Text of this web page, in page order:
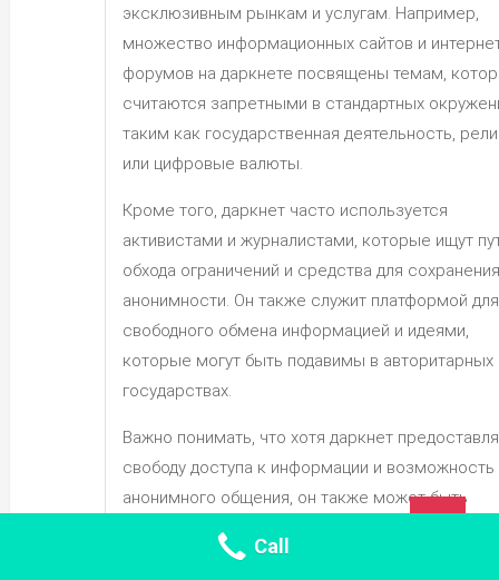
эксклюзивным рынкам и услугам. Например,
множество информационных сайтов и
форумов на даркнете посвящены темам,
считаются запретными в стандартных
таким как государственная деятельность,
или цифровые валюты.
Кроме того, даркнет часто используется
активистами и журналистами, которые ищут
обхода ограничений и средства для сохранения
анонимности. Он также служит платформой для
свободного обмена информацией и идеями,
которые могут быть подавимы в авторитарных
государствах.
Важно понимать, что хотя даркнет
свободу доступа к информации и возможность
анонимного общения, он также может быть
использован для незаконных целей. Тем не
это не делает его закрытым и недоступным
TOP
Call